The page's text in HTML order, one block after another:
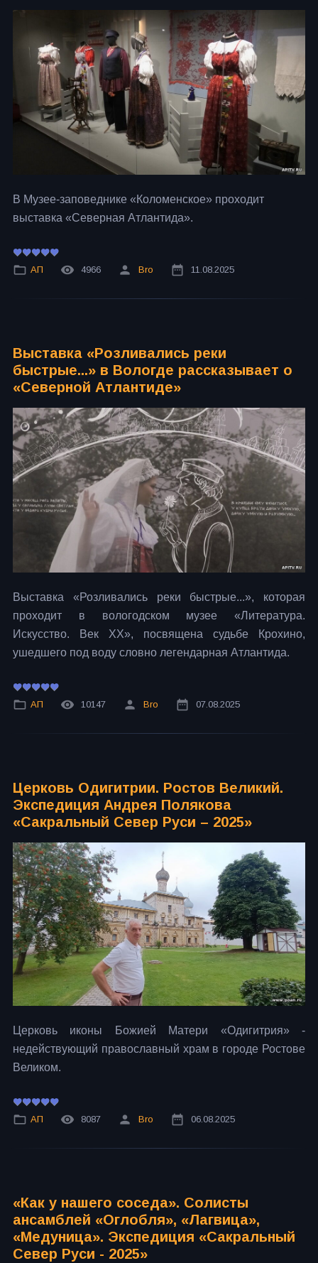
В Музее-заповеднике «Коломенское» проходит
выставка «Северная Атлантида».
АП 4966 Bro 11.08.2025
Выставка «Розливались реки
быстрые...» в Вологде рассказывает о
«Северной Атлантиде»
Выставка «Розливались реки быстрые...», которая
проходит в вологодском музее «Литература.
Искусство. Век ХХ», посвящена судьбе Крохино,
ушедшего под воду словно легендарная Атлантида.
АП 10147 Bro 07.08.2025
Церковь Одигитрии. Ростов Великий.
Экспедиция Андрея Полякова
«Сакральный Север Руси – 2025»
Церковь иконы Божией Матери «Одигитрия» -
недействующий православный храм в городе Ростове
Великом.
АП 8087 Bro 06.08.2025
«Как у нашего соседа». Солисты
ансамблей «Оглобля», «Лагвица»,
«Медуница». Экспедиция «Сакральный
Север Руси - 2025»